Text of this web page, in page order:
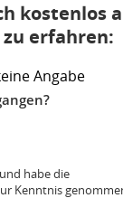
kostenlos
erfahren:
Angabe
und habe die
Kenntnis